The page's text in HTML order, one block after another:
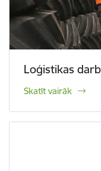
Loģistikas
Skatīt vairāk